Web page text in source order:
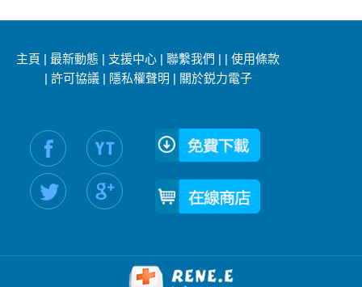
主頁 |最新動態 | 支援中心 |聯繫我們 | |使用條款
| 許可協議| 隱私權聲明 | 關於鋭力電子
社交媒體信息：